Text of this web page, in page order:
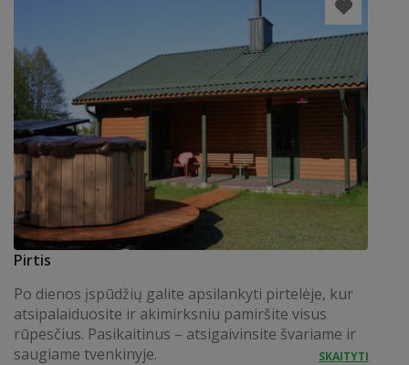
Pirtis
Po dienos įspūdžių galite apsilankyti pirtelėje, kur
atsipalaiduosite ir akimirksniu pamiršite visus
rūpesčius. Pasikaitinus – atsigaivinsite švariame ir
saugiame tvenkinyje.
SKAITYTI